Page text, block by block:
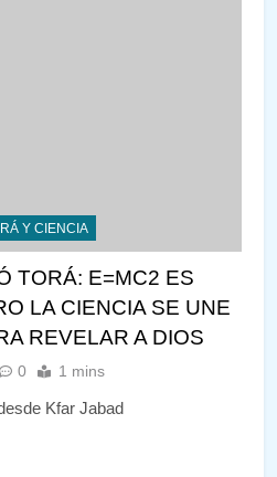
Y CIENCIA
TORÁ: E=MC2 ES
LA CIENCIA SE UNE
REVELAR A DIOS
0 1 mins
Kfar Jabad